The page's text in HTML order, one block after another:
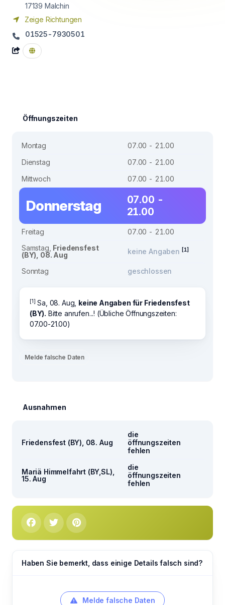
17139 Malchin
Zeige Richtungen
01525-7930501
Öffnungszeiten
Montag
07.00 - 21.00
Dienstag
07.00 - 21.00
Mittwoch
07.00 - 21.00
Donnerstag
07.00 -
21.00
Freitag
07.00 - 21.00
Samstag, Friedensfest
(BY), 08. Aug
keine Angaben [1]
Sonntag geschlossen
[1] Sa, 08. Aug, keine Angaben für Friedensfest
(BY). Bitte anrufen...! (Übliche Öffnungszeiten:
07.00-21.00)
Melde falsche Daten
Ausnahmen
Friedensfest (BY), 08. Aug
die
öffnungszeiten
fehlen
Mariä Himmelfahrt (BY,SL),
15. Aug
die
öffnungszeiten
fehlen
Haben Sie bemerkt, dass einige Details falsch sind?
Melde falsche Daten